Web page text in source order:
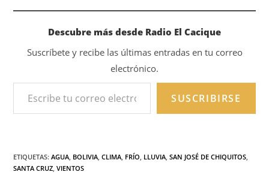
Descubre más desde Radio El Cacique
Suscríbete y recibe las últimas entradas en tu correo
electrónico.
SUSCRIBIRSE
ETIQUETAS:AGUA, BOLIVIA, CLIMA, FRÍO, LLUVIA, SAN JOSÉ DE CHIQUITOS,
SANTA CRUZ, VIENTOS